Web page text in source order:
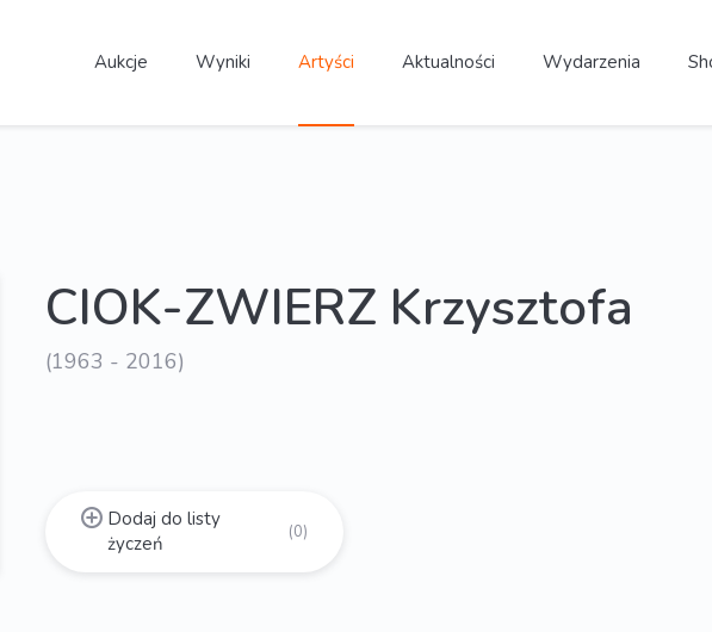
Aukcje Wyniki Artyści Aktualności Wydarzenia
CIOK-ZWIERZ Krzysztofa
(1963 - 2016)
Dodaj do listy
życzeń
(0)